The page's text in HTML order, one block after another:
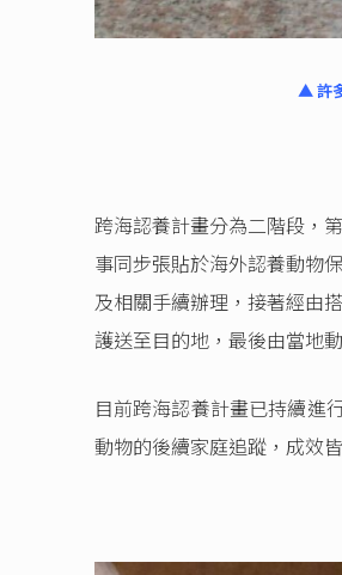
▲ 許
跨海認養計畫分為二階段，
事同步張貼於海外認養動物
及相關手續辦理，接著經由
護送至目的地，最後由當地
目前跨海認養計畫已持續進
動物的後續家庭追蹤，成效